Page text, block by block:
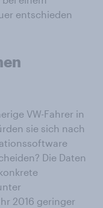
entschieden
VW-Fahrer in
sie sich nach
Die Daten
2016 geringer